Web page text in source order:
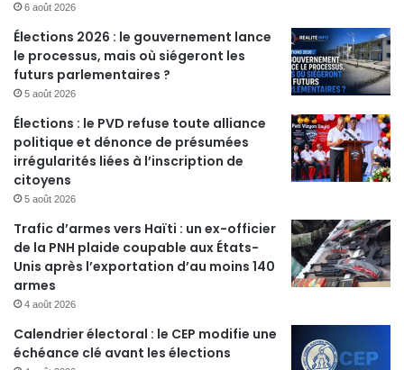
6 août 2026
Élections 2026 : le gouvernement lance
le processus, mais où siégeront les
futurs parlementaires ?
5 août 2026
Élections : le PVD refuse toute alliance
politique et dénonce de présumées
irrégularités liées à l’inscription de
citoyens
5 août 2026
Trafic d’armes vers Haïti : un ex-officier
de la PNH plaide coupable aux États-
Unis après l’exportation d’au moins 140
armes
4 août 2026
Calendrier électoral : le CEP modifie une
échéance clé avant les élections